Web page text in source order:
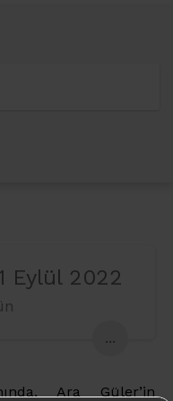
Eylül 2022
...
Ara Güler’in